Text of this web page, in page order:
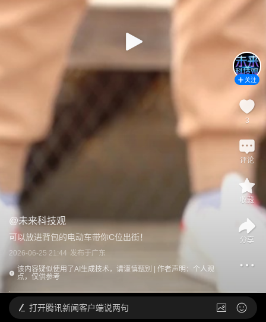
@未来科技观
可以放进背包的电动车带你C位出街！
2026-06-25 21:44 发布于广东
该内容疑似使用了AI生成技术，请谨慎甄别 | 作者声明：个人观
点，仅供参考
关注
3
评论
收藏
分享
打开腾讯新闻客户端说两句